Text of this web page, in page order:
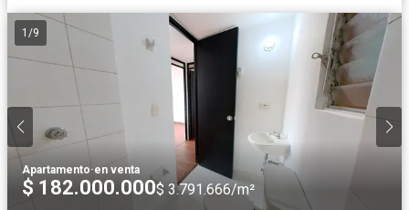
1 /9
Apartamento·en venta
$ 182.000.000$ 3.791.666/m²